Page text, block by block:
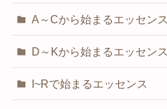
A～Cから始まるエッセンス
D～Kから始まるエッセンス
I~Rで始まるエッセンス